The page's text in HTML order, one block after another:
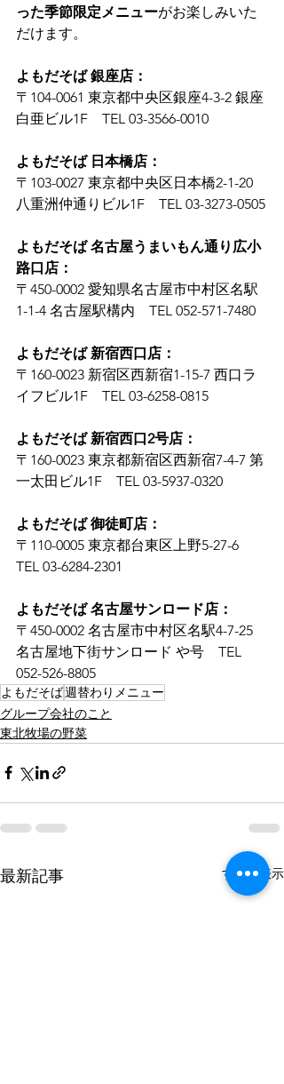
った季節限定メニューがお楽しみいた
だけます。
よもだそば 銀座店：
〒104-0061 東京都中央区銀座4-3-2 銀座
白亜ビル1F　TEL 03-3566-0010
よもだそば 日本橋店：
〒103-0027 東京都中央区日本橋2-1-20
八重洲仲通りビル1F　TEL 03-3273-0505
よもだそば 名古屋うまいもん通り広小
路口店：
〒450-0002 愛知県名古屋市中村区名駅
1-1-4 名古屋駅構内　TEL 052-571-7480
よもだそば 新宿西口店：
〒160-0023 新宿区西新宿1-15-7 西口ラ
イフビル1F　TEL 03-6258-0815
よもだそば 新宿西口2号店：
〒160-0023 東京都新宿区西新宿7-4-7 第
一太田ビル1F　TEL 03-5937-0320
よもだそば 御徒町店：
〒110-0005 東京都台東区上野5-27-6
TEL 03-6284-2301
よもだそば 名古屋サンロード店：
〒450-0002 名古屋市中村区名駅4-7-25
名古屋地下街サンロード や号　TEL
052-526-8805
よもだそば週替わりメニュー
グループ会社のこと
東北牧場の野菜
最新記事 すべて表示